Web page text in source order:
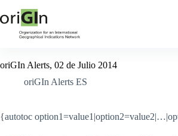
oriGIn Alerts, 02 de Julio 2014
oriGIn Alerts ES
{autotoc